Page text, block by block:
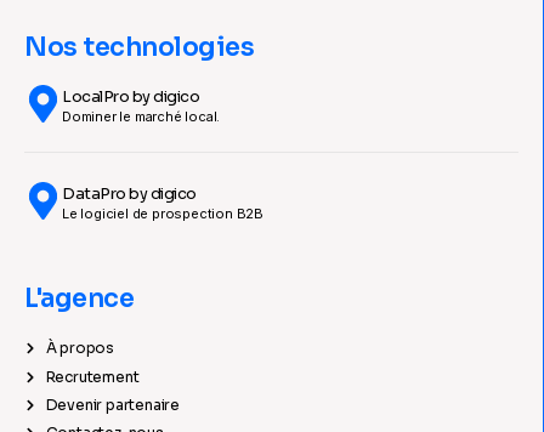
Nos technologies
LocalPro by digico
Dominer le marché local.
DataPro by digico
Le logiciel de prospection B2B
L'agence
À propos
Recrutement
Devenir partenaire